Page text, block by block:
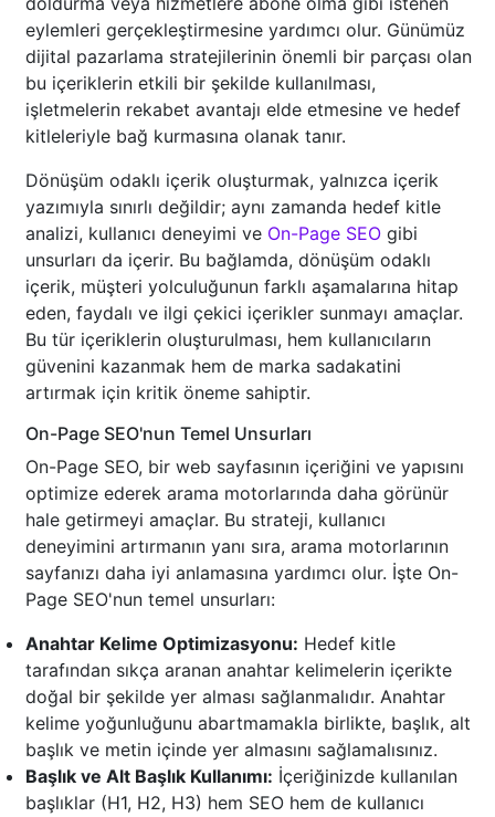
eylemleri gerçekleştirmesine yardımcı olur. Günümüz
dijital pazarlama stratejilerinin önemli bir parçası olan
bu içeriklerin etkili bir şekilde kullanılması,
işletmelerin rekabet avantajı elde etmesine ve hedef
kitleleriyle bağ kurmasına olanak tanır.
Dönüşüm odaklı içerik oluşturmak, yalnızca içerik
yazımıyla sınırlı değildir; aynı zamanda hedef kitle
analizi, kullanıcı deneyimi ve On-Page SEO gibi
unsurları da içerir. Bu bağlamda, dönüşüm odaklı
içerik, müşteri yolculuğunun farklı aşamalarına hitap
eden, faydalı ve ilgi çekici içerikler sunmayı amaçlar.
Bu tür içeriklerin oluşturulması, hem kullanıcıların
güvenini kazanmak hem de marka sadakatini
artırmak için kritik öneme sahiptir.
On-Page SEO'nun Temel Unsurları
On-Page SEO, bir web sayfasının içeriğini ve yapısını
optimize ederek arama motorlarında daha görünür
hale getirmeyi amaçlar. Bu strateji, kullanıcı
deneyimini artırmanın yanı sıra, arama motorlarının
sayfanızı daha iyi anlamasına yardımcı olur. İşte On-
Page SEO'nun temel unsurları:
Anahtar Kelime Optimizasyonu: Hedef kitle
tarafından sıkça aranan anahtar kelimelerin içerikte
doğal bir şekilde yer alması sağlanmalıdır. Anahtar
kelime yoğunluğunu abartmamakla birlikte, başlık, alt
başlık ve metin içinde yer almasını sağlamalısınız.
Başlık ve Alt Başlık Kullanımı: İçeriğinizde kullanılan
başlıklar (H1, H2, H3) hem SEO hem de kullanıcı